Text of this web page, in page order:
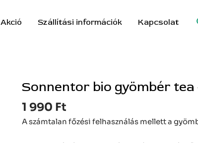
Akció Szállítási információk Kapcsolat
Sonnentor bio gyömbér tea
1 990 Ft
A számtalan főzési felhasználás mellett a
Sonnentor
gyömbér
tea